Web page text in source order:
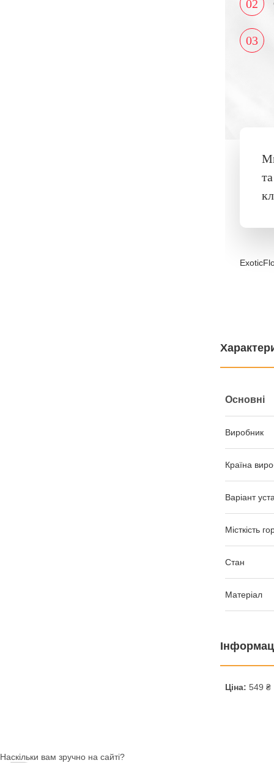
02
03
Основні
Виробник
Країна
Варіант
Місткість
Стан
Матеріал
Ціна: 549 ₴
Наскільки вам зручно на сайті?